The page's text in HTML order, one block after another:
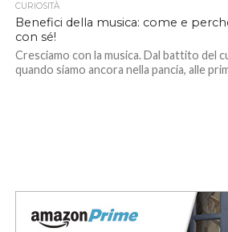
CURIOSITÀ
Benefici della musica: come e
con sé!
Cresciamo con la musica. Dal battito del
quando siamo ancora nella pancia, alle